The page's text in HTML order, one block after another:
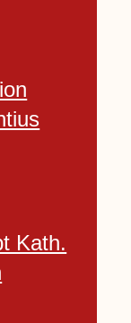
Kath.